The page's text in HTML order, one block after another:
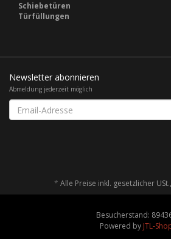
Schiebetüren
Türfüllungen
Newsletter abonnieren
Abmeldung jederzeit möglich
Email-
Adresse
* Alle Preise inkl. gesetzlicher
Besucherstand:
Powered by JTL-